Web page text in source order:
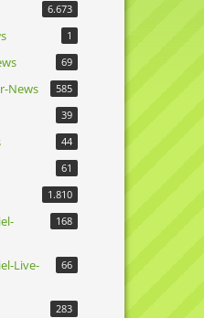
6.673
1
69
News 585
39
44
61
1.810
168
Live-
66
283